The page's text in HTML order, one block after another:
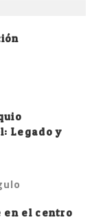
Legado y
en el centro